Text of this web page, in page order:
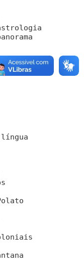
09-04 às 13:30 (quinta-feira)
a
língua